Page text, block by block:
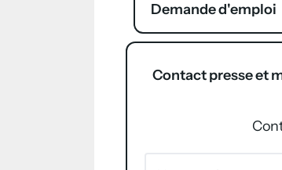
Demande d'emploi
Contact presse et